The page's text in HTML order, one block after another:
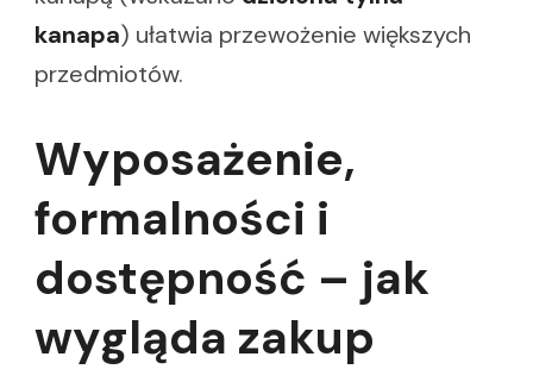
kanapa) ułatwia przewożenie większych
przedmiotów.
Wyposażenie,
formalności i
dostępność – jak
wygląda zakup